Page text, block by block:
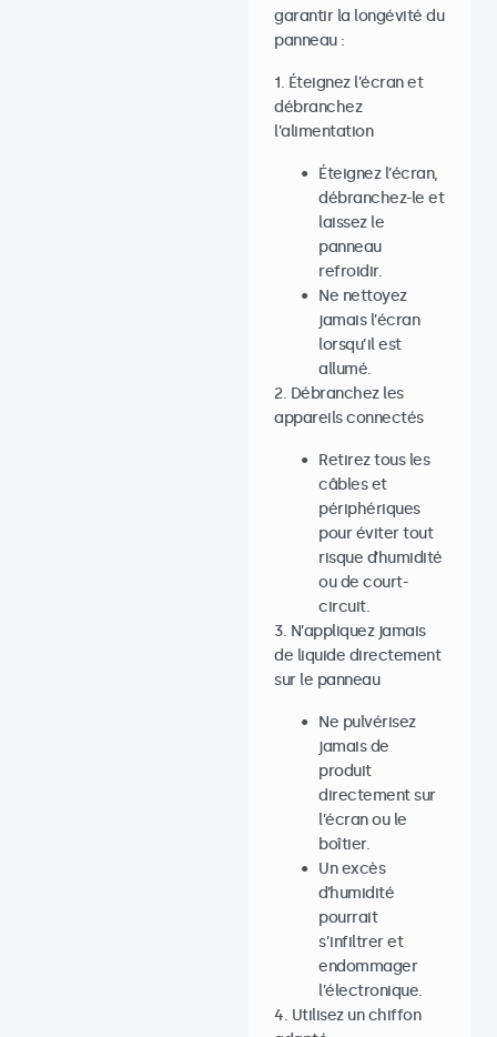
garantir la longévité du
panneau :
1. Éteignez l’écran et
débranchez
l’alimentation
Éteignez l’écran,
débranchez-le et
laissez le
panneau
refroidir.
Ne nettoyez
jamais l’écran
lorsqu’il est
allumé.
2. Débranchez les
appareils connectés
Retirez tous les
câbles et
périphériques
pour éviter tout
risque d’humidité
ou de court-
circuit.
3. N’appliquez jamais
de liquide directement
sur le panneau
Ne pulvérisez
jamais de
produit
directement sur
l’écran ou le
boîtier.
Un excès
d’humidité
pourrait
s’infiltrer et
endommager
l’électronique.
4. Utilisez un chiffon